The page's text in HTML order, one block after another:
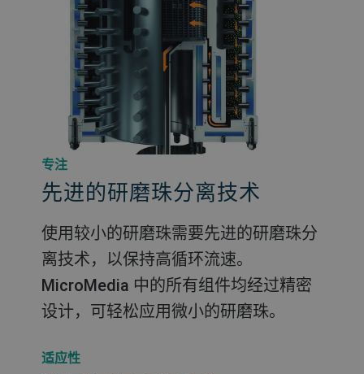
专注
先进的研磨珠分离技术
使用较小的研磨珠需要先进的研磨珠分
离技术，以保持高循环流速。
MicroMedia 中的所有组件均经过精密
设计，可轻松应用微小的研磨珠。
适应性